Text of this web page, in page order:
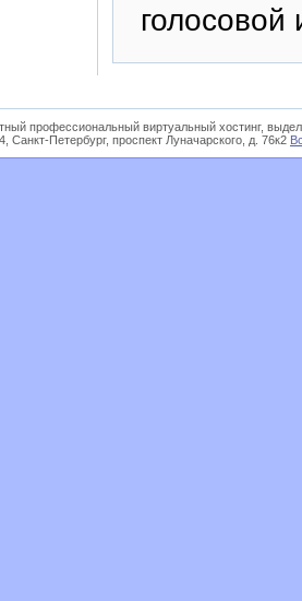
профессиональный виртуальный хостинг,
Санкт-Петербург, проспект Луначарского, д. 76к2